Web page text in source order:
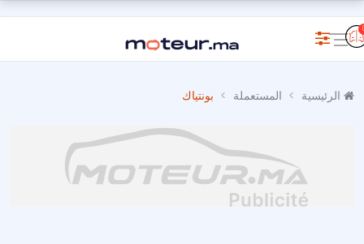
المستعملة بونتياك